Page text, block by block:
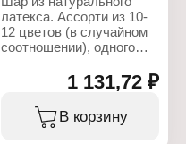
латекса. Ассорти из 10-
12 цветов (в случайном
соотношении), одного
металлическим блеском.
Характеристики:
Торговая марка: Gemar
1 131,72 ₽
В корзину